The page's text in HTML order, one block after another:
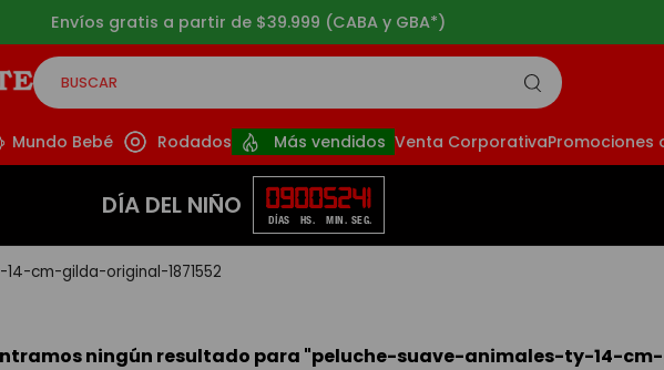
Envíos gratis a partir de $39.999 (CABA y GBA*)
BUSCAR
Mundo Bebé Rodados Más vendidos Venta CorporativaPromociones
DÍA DEL NIÑO 09
DÍAS
00
HS.
52
MIN.
41
SEG.
cm-gilda-original-1871552
ningún resultado para "peluche-suave-animales-ty-14-